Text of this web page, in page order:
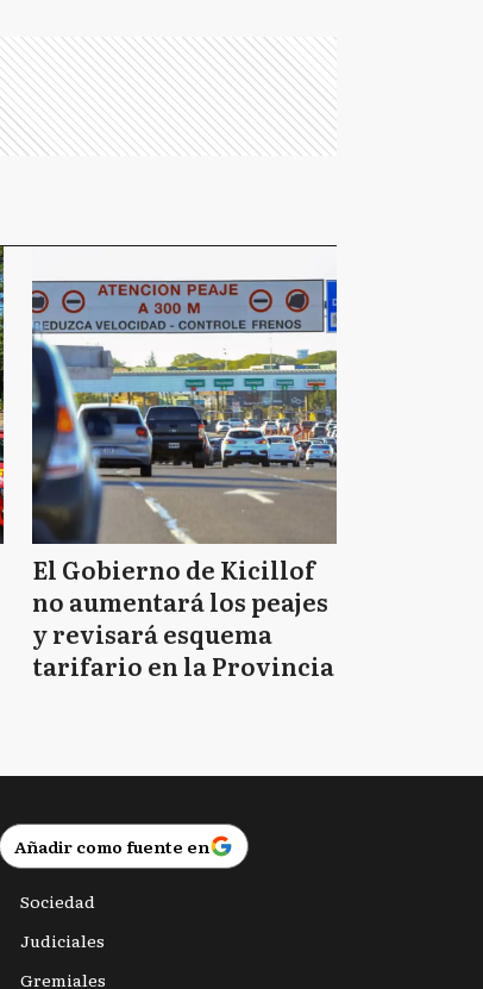
El Gobierno de Kicillof
no aumentará los peajes
y revisará esquema
tarifario en la Provincia
Añadir como fuente en
Sociedad
Judiciales
Gremiales